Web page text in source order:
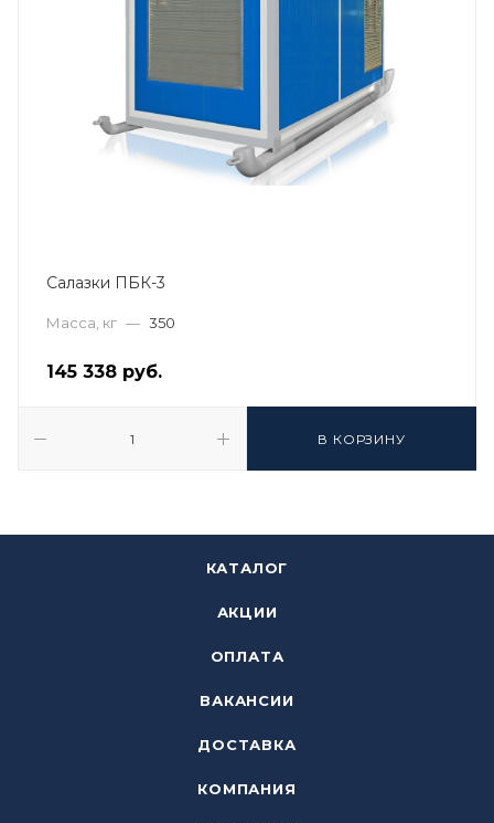
Салазки ПБК-3
Масса, кг — 350
145 338 руб.
В КОРЗИНУ
КАТАЛОГ
АКЦИИ
ОПЛАТА
ВАКАНСИИ
ДОСТАВКА
КОМПАНИЯ